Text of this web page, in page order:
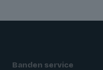
Banden service